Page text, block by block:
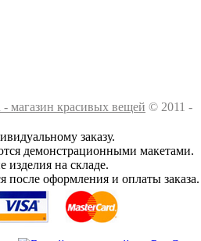
магазин красивых вещей © 2011 -
заказу.
демонстрационными макетами.
изделия на складе.
после оформления и оплаты заказа.